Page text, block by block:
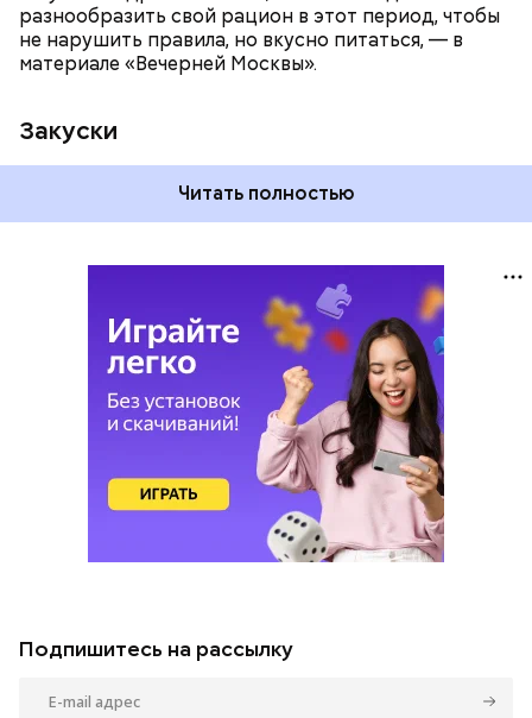
разнообразить свой рацион в этот период, чтобы
не нарушить правила, но вкусно питаться, — в
материале «Вечерней Москвы».
Закуски
Читать полностью
Подпишитесь на рассылку